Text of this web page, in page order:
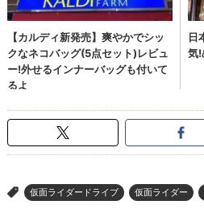
> 仮面ライダードライブ 仮面ライダー